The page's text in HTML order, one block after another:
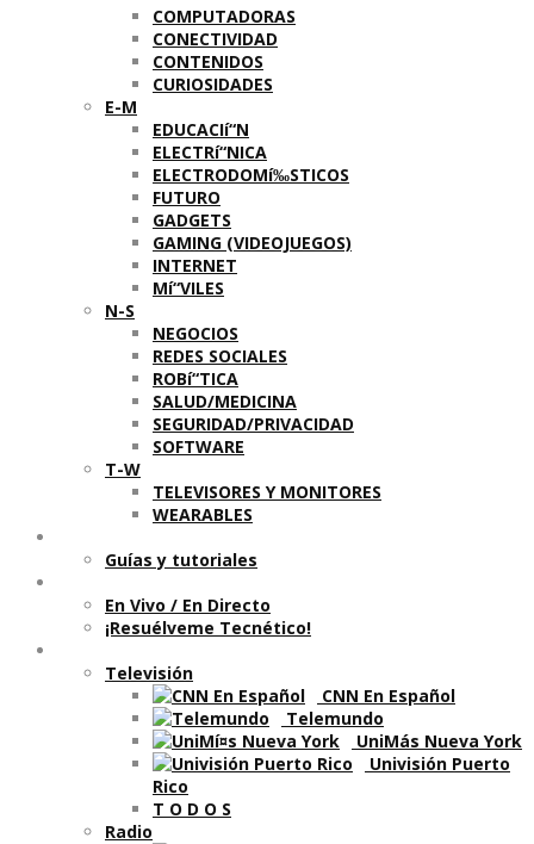
COMPUTADORAS
CONECTIVIDAD
CONTENIDOS
CURIOSIDADES
E-M
EDUCACIí“N
ELECTRí“NICA
ELECTRODOMí‰STICOS
FUTURO
GADGETS
GAMING (VIDEOJUEGOS)
INTERNET
Mí“VILES
N-S
NEGOCIOS
REDES SOCIALES
ROBí“TICA
SALUD/MEDICINA
SEGURIDAD/PRIVACIDAD
SOFTWARE
T-W
TELEVISORES Y MONITORES
WEARABLES
Guí­as y tutoriales
En Vivo / En Directo
¡Resuélveme Tecnético!
Televisión
CNN En Español
Telemundo
UniMás Nueva York
Univisión Puerto
Rico
T O D O S
Radio